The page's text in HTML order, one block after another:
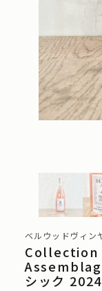
ベルウッドヴィン
Collection
シック